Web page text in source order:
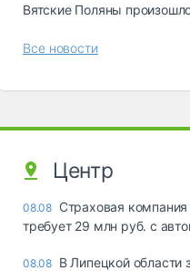
Вятские Поляны
Все новости
Центр
08.08 Страховая
требует 29 млн руб. с
08.08 В Липецкой области